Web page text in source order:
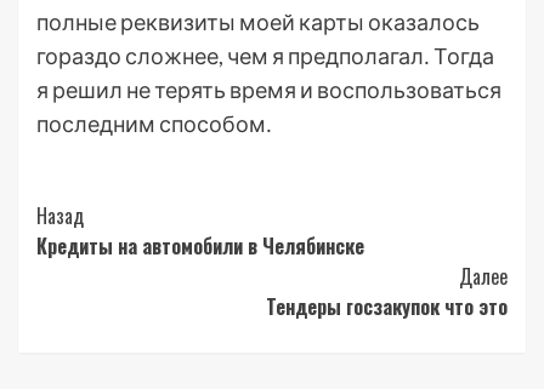
полные реквизиты моей карты оказалось
гораздо сложнее, чем я предполагал․ Тогда
я решил не терять время и воспользоваться
последним способом․
Post
Navigation
Назад
Кредиты на автомобили в Челябинске
Далее
Тендеры госзакупок что это